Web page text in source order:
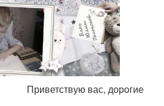
Весенние поделки
вас, дорогие